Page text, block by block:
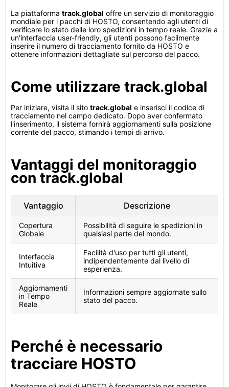
La piattaforma track.global offre un servizio di monitoraggio
mondiale per i pacchi di HOSTO, consentendo agli utenti di
verificare lo stato delle loro spedizioni in tempo reale. Grazie a
un'interfaccia user-friendly, gli utenti possono facilmente
inserire il numero di tracciamento fornito da HOSTO e
ottenere informazioni dettagliate sul percorso del pacco.
Come utilizzare track.global
Per iniziare, visita il sito track.global e inserisci il codice di
tracciamento nel campo dedicato. Dopo aver confermato
l'inserimento, il sistema fornirà aggiornamenti sulla posizione
corrente del pacco, stimando i tempi di arrivo.
Vantaggi del monitoraggio
con track.global
Vantaggio Descrizione
Copertura
Globale
Possibilità di seguire le spedizioni in
qualsiasi parte del mondo.
Interfaccia
Intuitiva
Facilità d'uso per tutti gli utenti,
indipendentemente dal livello di
esperienza.
Aggiornamenti
in Tempo
Reale
Informazioni sempre aggiornate sullo
stato del pacco.
Perché è necessario
tracciare HOSTO